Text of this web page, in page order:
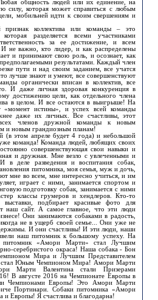
общность людей или их единение, на
силу, которая может справиться с любым
мобильней идти к своим свершениям и
коллектива или команды – это
разделяется всеми участниками
за ее достижение, и всем
И не важно, кто лидер, и как распределены
и принимают свою роль, и осознает, как
результатами. Каждый член
пути и над своим заданием, все учатся
лучше знают и умеют, все совершенствуют
органически вписан в коллектив, все
И даже личная здоровая конкуренция в
достижению цели, как отдельного члена
в целом. И все остаются в выигрыше! На
«момент истины», и успех всей команды
даже их личных. Все счастливы, этот
членов дружной команды к новым
и новым грандиозным планам!
этом апреле будет 4 года) и небольшой
команда! Команда людей, любящих своих
совершенствующая свои навыки и
и дружная. Мне везло с увлеченными и
в деле разведения и воспитания собак,
питомника, моя семья, муж и дочь,
мне во всем, мне интересно учиться, и им
играет с ними, занимается спортом и
подготовку собак, занимается с ними
классы грумеров и хендлеров. Кто-то
выставки, подбирает красивые фото для
наш сайт. А самое главное, что эти люди
Они занимаются собаками в радость,
не в ущерб своей семье... Они уже не
И они счастливы! И эти люди, наши
наш питомник к большому успеху. На
«Амори Марти» стал Лучшим
серебристого окраса! Наша собака - Бон
Мира и Лучшим Представителем
Юным Чемпионом Мира! Амори Марти
Марти Валентина стали Призерами
В августе 2016 на Чемпионате Европы в
Чемпионами Европы! Это Амори Марти
Портинари. Собаки питомника «Амори
Европы! Я счастлива и благодарна!